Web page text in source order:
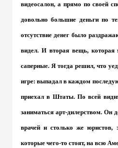
видеосалон, а прямо по своей
довольно большие деньги по
отсутствие денег было
видел. И вторая вещь, которая
саперные. Я тогда решил, что
игре: выпадал в каждом
приехал в Штаты. По всей
заниматься арт-дилерством. Он
врачей и столько же юристов,
которые чего-то стоят, на всю